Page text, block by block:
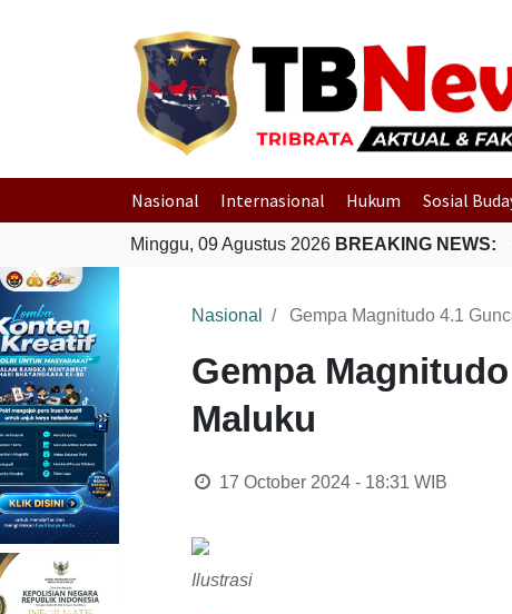
Nasional Internasional Hukum Sosial
Minggu, 09 Agustus 2026 BREAKING NEWS:
Nasional Gempa Magnitudo 4.1
Gempa
Maluku
17 October 2024 - 18:31 WIB
Ilustrasi